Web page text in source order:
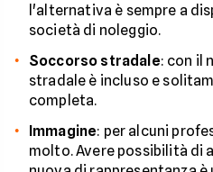
l'alternativa è sempre a
società di noleggio.
Soccorso stradale: con il
stradale è incluso e
completa.
Immagine: per alcuni
molto. Avere possibilità di